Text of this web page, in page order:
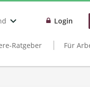
Login
Ratgeber Für